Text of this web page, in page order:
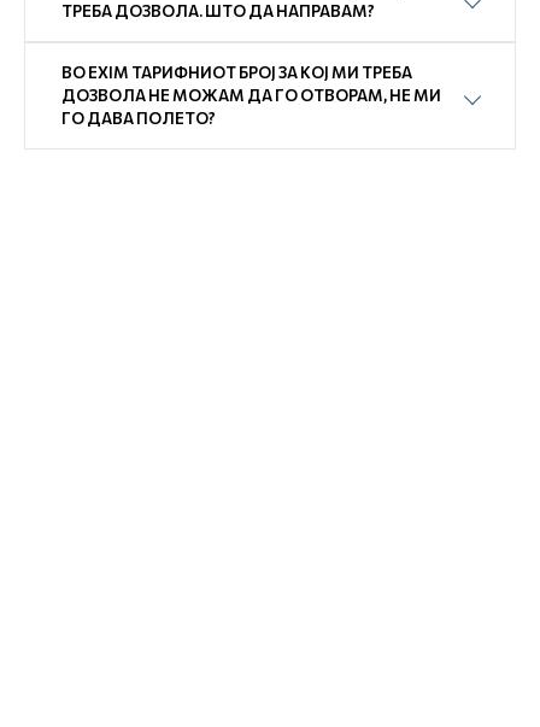
ТРЕБА ДОЗВОЛА. ШТО ДА НАПРАВАМ?
ВО EXIM ТАРИФНИОТ БРОЈ ЗА КОЈ МИ ТРЕБА
ДОЗВОЛА НЕ МОЖАМ ДА ГО ОТВОРАМ, НЕ МИ
ГО ДАВА ПОЛЕТО?